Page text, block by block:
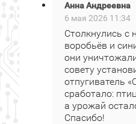
Анна Андреевна
6 мая 2026 11:34
Столкнулись с
воробьёв и
они
совету
отпугиватель
сработало:
а урожай
Спасибо!